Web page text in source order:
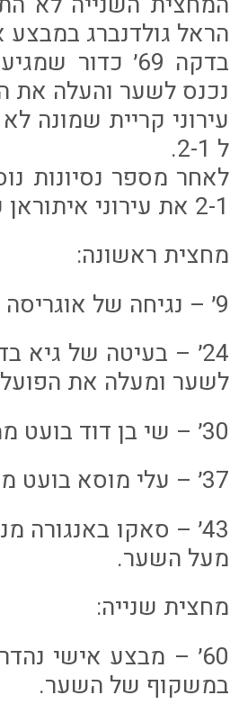
הראל גולדנברג
בדקה 69׳
נכנס לשער והעלה את
ל 2-1.
לאחר מספר נסיונות
2-1 את עירוני איתוראן קריית שמונה.
מחצית ראשונה:
9׳ – נגיחה של אוגריסה מקרן נהדפת לקרן.
24׳ – בעיטה של
לשער ומעלה את הפועל
30׳ – שי בן דוד בועט ממרחק של כ 30 מטרים אל הכדור חולף מעל השער.
37׳ – עלי מוסא בועט מתוך הרחבה אך הכדור עולה מעל השער.
43׳ – סאקו
מעל השער.
מחצית שנייה:
60׳ – מבצע אישי
במשקוף של השער.